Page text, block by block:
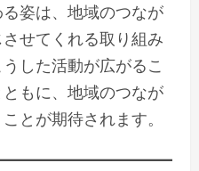
姿は、地域のつなが
せてくれる取り組み
した活動が広がるこ
もに、地域のつなが
とが期待されます。